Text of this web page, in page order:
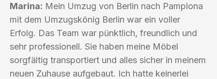
Marina: Mein Umzug von Berlin nach Pamplona
mit dem Umzugskönig Berlin war ein voller
Erfolg. Das Team war pünktlich, freundlich und
sehr professionell. Sie haben meine Möbel
sorgfältig transportiert und alles sicher in meinem
neuen Zuhause aufgebaut. Ich hatte keinerlei